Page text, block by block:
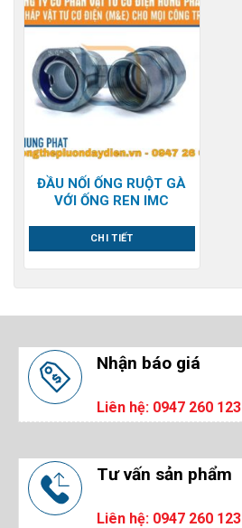
ĐẦU NỐI ỐNG RUỘT GÀ
VỚI ỐNG REN IMC
CHI TIẾT
Nhận báo giá
Liên hệ: 0947 260 123
Tư vấn sản phẩm
Liên hệ: 0947 260 123